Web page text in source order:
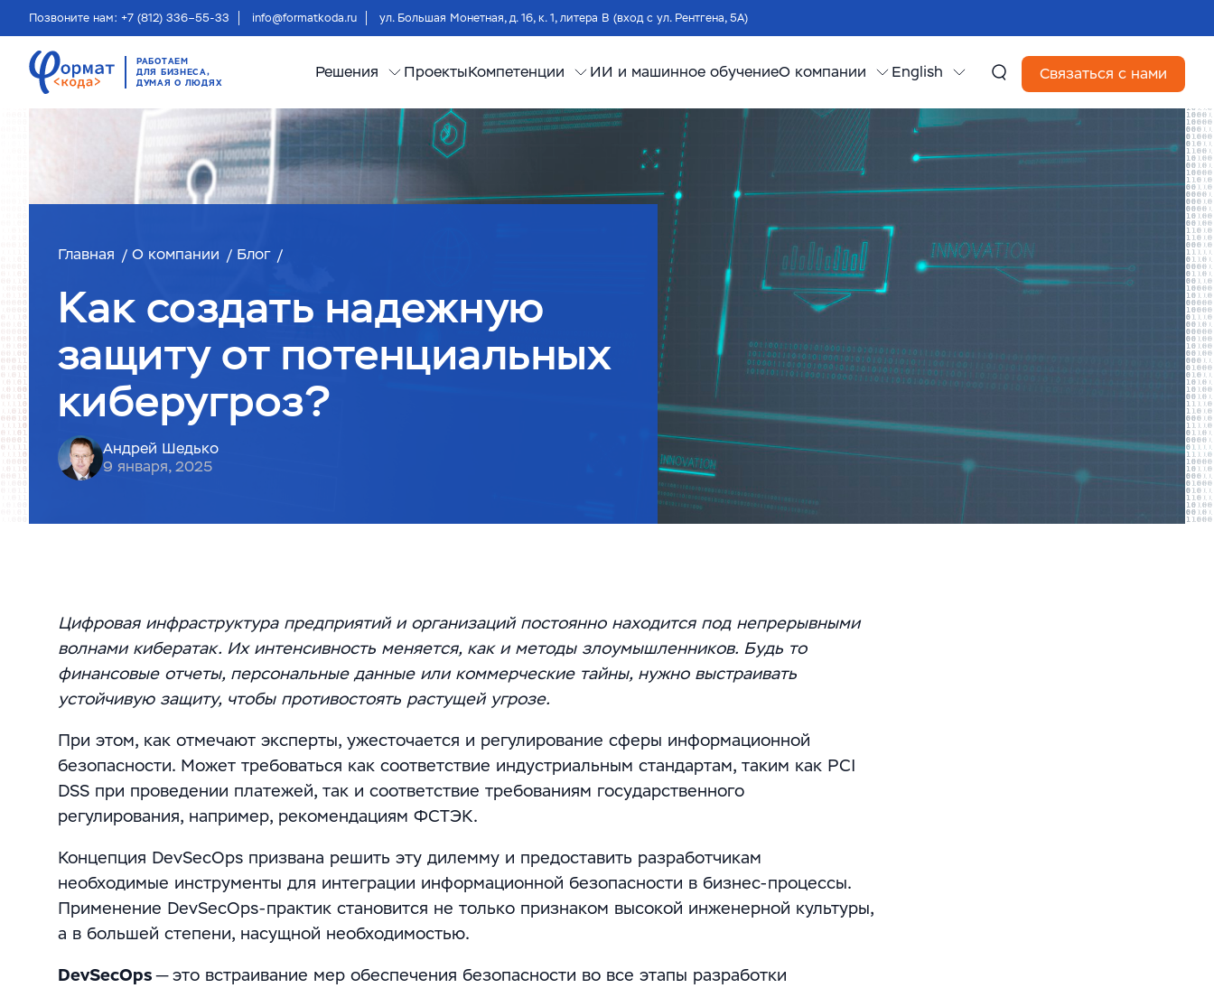
Позвоните нам: +7 (812) 336–55-33 info@formatkoda.ru ул. Большая Монетная, д. 16, к. 1, литера В (вход с ул. Рентгена, 5А)
РАБОТАЕМ
ДЛЯ БИЗНЕСА,
ДУМАЯ О ЛЮДЯХ
Решения ПроектыКомпетенции ИИ и машинное обучениеО компании English Связаться с нами
Главная О компании Блог
Как создать надежную
защиту от потенциальных
киберугроз?
Андрей Шедько
9 января, 2025
Цифровая инфраструктура предприятий и организаций постоянно находится под непрерывными
волнами кибератак. Их интенсивность меняется, как и методы злоумышленников. Будь то
финансовые отчеты, персональные данные или коммерческие тайны, нужно выстраивать
устойчивую защиту, чтобы противостоять растущей угрозе.
При этом, как отмечают эксперты, ужесточается и регулирование сферы информационной
безопасности. Может требоваться как соответствие индустриальным стандартам, таким как PCI
DSS при проведении платежей, так и соответствие требованиям государственного
регулирования, например, рекомендациям ФСТЭК.
Концепция DevSecOps призвана решить эту дилемму и предоставить разработчикам
необходимые инструменты для интеграции информационной безопасности в бизнес-процессы.
Применение DevSecOps-практик становится не только признаком высокой инженерной культуры,
а в большей степени, насущной необходимостью.
DevSecOps— это встраивание мер обеспечения безопасности во все этапы разработки